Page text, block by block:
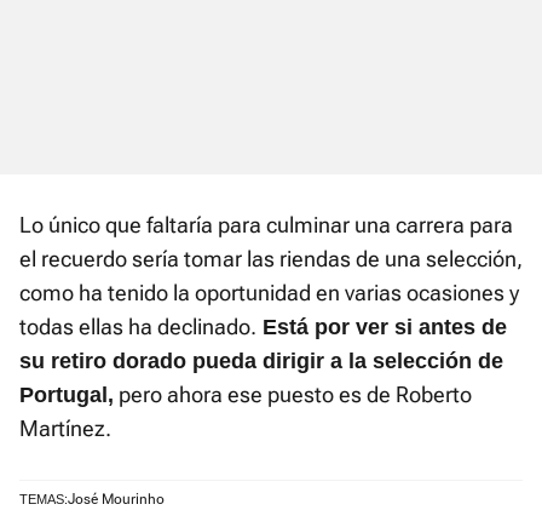
Lo único que faltaría para culminar una carrera para
el recuerdo sería tomar las riendas de una selección,
como ha tenido la oportunidad en varias ocasiones y
todas ellas ha declinado. Está por ver si antes de
su retiro dorado pueda dirigir a la selección de
Portugal, pero ahora ese puesto es de Roberto
Martínez.
TEMAS:José Mourinho